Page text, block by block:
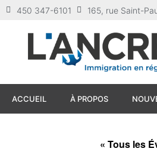
450 347-6101 165, rue Saint-
ACCUEIL À PROPOS
« Tous les